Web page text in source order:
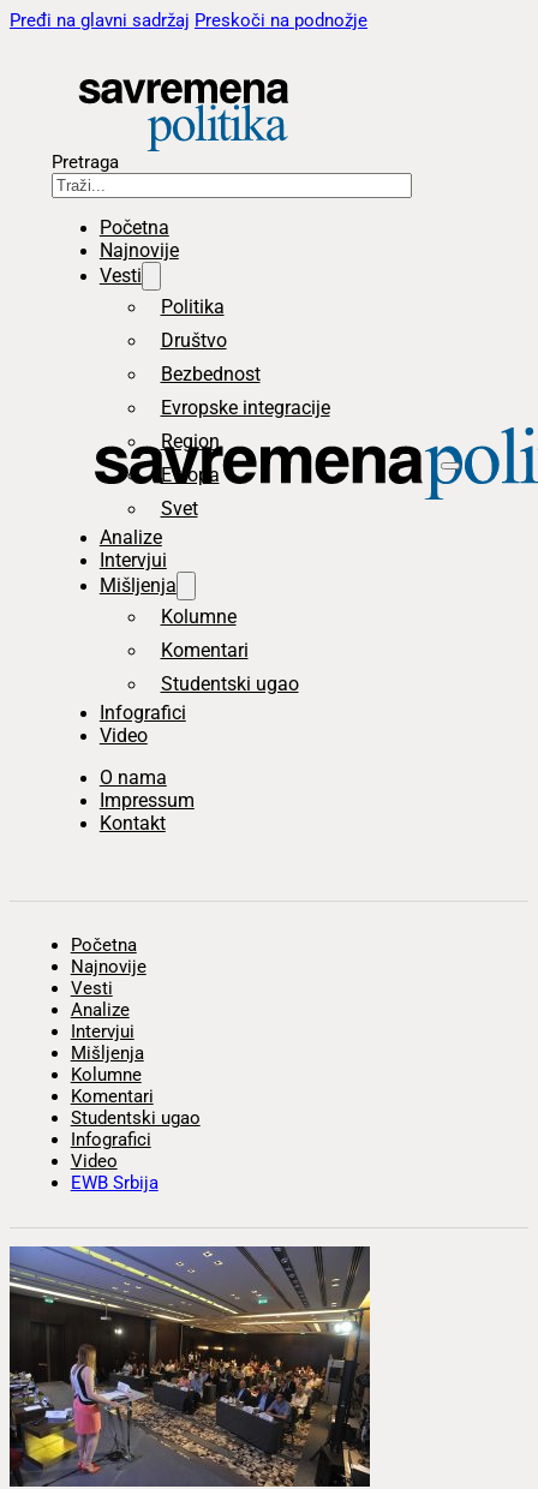
Pređi na glavni sadržaj Preskoči na podnožje
Pretraga
Početna
Najnovije
Vesti
Politika
Društvo
Bezbednost
Evropske integracije
Region
Evropa
Svet
Analize
Intervjui
Mišljenja
Kolumne
Komentari
Studentski ugao
Infografici
Video
O nama
Impressum
Kontakt
Početna
Najnovije
Vesti
Analize
Intervjui
Mišljenja
Kolumne
Komentari
Studentski ugao
Infografici
Video
EWB Srbija